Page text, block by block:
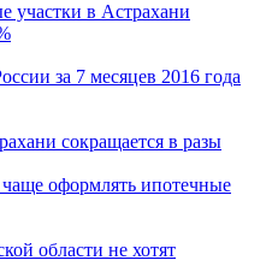
участки в Астрахани
за 7 месяцев 2016 года
сокращается в разы
оформлять ипотечные
области не хотят